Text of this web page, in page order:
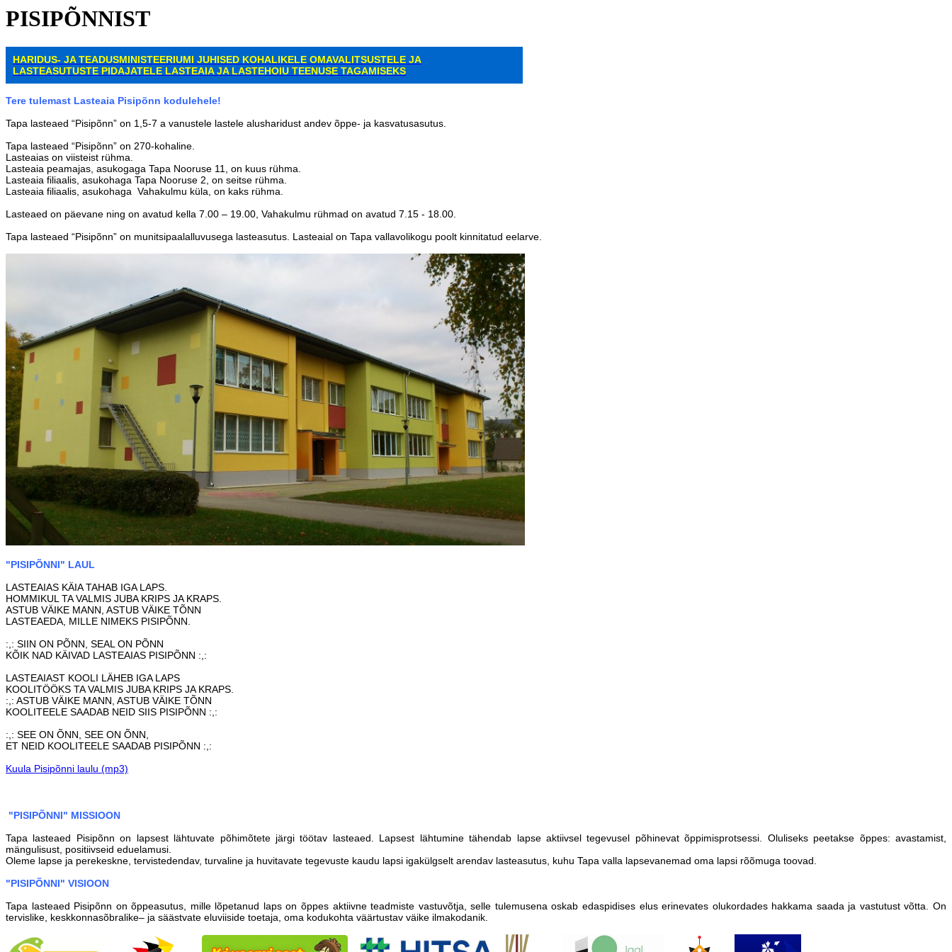
PISIPÕNNIST
HARIDUS- JA TEADUSMINISTEERIUMI JUHISED KOHALIKELE OMAVALITSUSTELE JA
LASTEASUTUSTE PIDAJATELE LASTEAIA JA LASTEHOIU TEENUSE TAGAMISEKS
Tere tulemast Lasteaia Pisipõnn kodulehele!
Tapa lasteaed “Pisipõnn” on 1,5-7 a vanustele lastele alusharidust andev õppe- ja kasvatusasutus.
Tapa lasteaed “Pisipõnn” on 270-kohaline.
Lasteaias on viisteist rühma.
Lasteaia peamajas, asukogaga Tapa Nooruse 11, on kuus rühma.
Lasteaia filiaalis, asukohaga Tapa Nooruse 2, on seitse rühma.
Lasteaia filiaalis, asukohaga Vahakulmu küla, on kaks rühma.
Lasteaed on päevane ning on avatud kella 7.00 – 19.00, Vahakulmu rühmad on avatud 7.15 - 18.00.
Tapa lasteaed “Pisipõnn” on munitsipaalalluvusega lasteasutus. Lasteaial on Tapa vallavolikogu poolt kinnitatud eelarve.
"PISIPÕNNI" LAUL
LASTEAIAS KÄIA TAHAB IGA LAPS.
HOMMIKUL TA VALMIS JUBA KRIPS JA KRAPS.
ASTUB VÄIKE MANN, ASTUB VÄIKE TÕNN
LASTEAEDA, MILLE NIMEKS PISIPÕNN.
:,: SIIN ON PÕNN, SEAL ON PÕNN
KÕIK NAD KÄIVAD LASTEAIAS PISIPÕNN :,:
LASTEAIAST KOOLI LÄHEB IGA LAPS
KOOLITÖÖKS TA VALMIS JUBA KRIPS JA KRAPS.
:,: ASTUB VÄIKE MANN, ASTUB VÄIKE TÕNN
KOOLITEELE SAADAB NEID SIIS PISIPÕNN :,:
:,: SEE ON ÕNN, SEE ON ÕNN,
ET NEID KOOLITEELE SAADAB PISIPÕNN :,:
Kuula Pisipõnni laulu (mp3)
"PISIPÕNNI" MISSIOON
Tapa lasteaed Pisipõnn on lapsest lähtuvate põhimõtete järgi töötav lasteaed. Lapsest lähtumine tähendab lapse aktiivsel tegevusel põhinevat õppimisprotsessi. Oluliseks peetakse õppes: avastamist,
mängulisust, positiivseid eduelamusi.
Oleme lapse ja perekeskne, tervistedendav, turvaline ja huvitavate tegevuste kaudu lapsi igakülgselt arendav lasteasutus, kuhu Tapa valla lapsevanemad oma lapsi rõõmuga toovad.
"PISIPÕNNI" VISIOON
Tapa lasteaed Pisipõnn on õppeasutus, mille lõpetanud laps on õppes aktiivne teadmiste vastuvõtja, selle tulemusena oskab edaspidises elus erinevates olukordades hakkama saada ja vastutust võtta. On
tervislike, keskkonnasõbralike– ja säästvate eluviiside toetaja, oma kodukohta väärtustav väike ilmakodanik.